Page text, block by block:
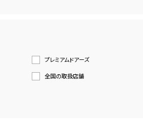
プレミアムドアーズ
全国の取扱店舗